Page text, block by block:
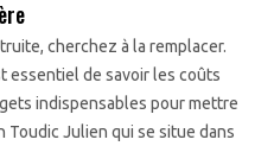
cherchez à la remplacer.
essentiel de savoir les coûts
indispensables pour mettre
Julien qui se situe dans